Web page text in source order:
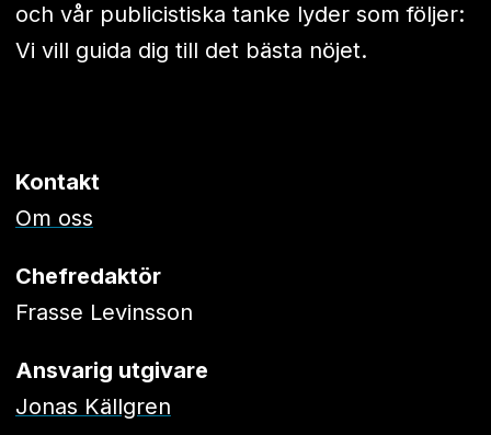
och vår publicistiska tanke lyder som följer:
Vi vill guida dig till det bästa nöjet.
Kontakt
Om oss
Chefredaktör
Frasse Levinsson
Ansvarig utgivare
Jonas Källgren